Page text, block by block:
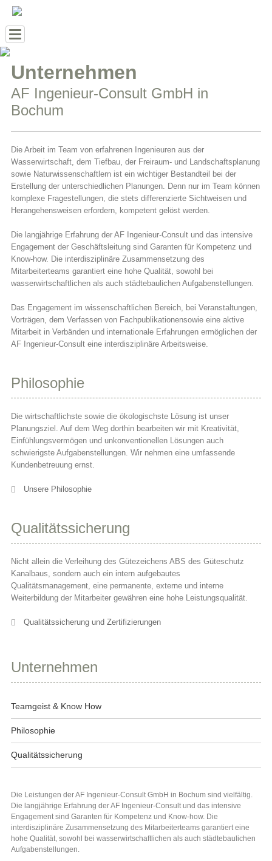
Toggle
Unternehmen
AF Ingenieur-Consult GmbH in
Bochum
Die Arbeit im Team von erfahrenen Ingenieuren aus der
Wasserwirtschaft, dem Tiefbau, der Freiraum- und Landschaftsplanung
sowie Naturwissenschaftlern ist ein wichtiger Bestandteil bei der
Erstellung der unterschiedlichen Planungen. Denn nur im Team können
komplexe Fragestellungen, die stets differenzierte Sichtweisen und
Herangehensweisen erfordern, kompetent gelöst werden.
Die langjährige Erfahrung der AF Ingenieur-Consult und das intensive
Engagement der Geschäftsleitung sind Garanten für Kompetenz und
Know-how. Die interdisziplinäre Zusammensetzung des
Mitarbeiterteams garantiert eine hohe Qualität, sowohl bei
wasserwirtschaftlichen als auch städtebaulichen Aufgabenstellungen.
Das Engagement im wissenschaftlichen Bereich, bei Veranstaltungen,
Vorträgen, dem Verfassen von Fachpublikationensowie eine aktive
Mitarbeit in Verbänden und internationale Erfahrungen ermöglichen der
AF Ingenieur-Consult eine interdisziplinäre Arbeitsweise.
Philosophie
Die wirtschaftlichste sowie die ökologischste Lösung ist unser
Planungsziel. Auf dem Weg dorthin bearbeiten wir mit Kreativität,
Einfühlungsvermögen und unkonventionellen Lösungen auch
schwierigste Aufgabenstellungen. Wir nehmen eine umfassende
Kundenbetreuung ernst.
Unsere Philosophie
Qualitätssicherung
Nicht allein die Verleihung des Gütezeichens ABS des Güteschutz
Kanalbaus, sondern auch ein intern aufgebautes
Qualitätsmanagement, eine permanente, externe und interne
Weiterbildung der Mitarbeiter gewähren eine hohe Leistungsqualität.
Qualitätssicherung und Zertifizierungen
Unternehmen
Teamgeist & Know How
Philosophie
Qualitätssicherung
Die Leistungen der AF Ingenieur-Consult GmbH in Bochum sind vielfältig.
Die langjährige Erfahrung der AF Ingenieur-Consult und das intensive
Engagement sind Garanten für Kompetenz und Know-how. Die
interdisziplinäre Zusammensetzung des Mitarbeiterteams garantiert eine
hohe Qualität, sowohl bei wasserwirtschaftlichen als auch städtebaulichen
Aufgabenstellungen.